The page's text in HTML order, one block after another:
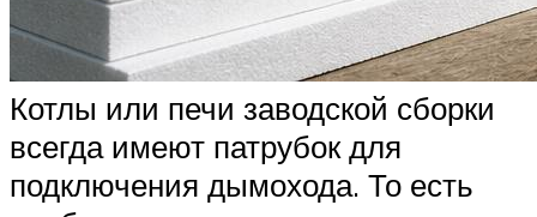
Котлы или печи заводской сборки
всегда имеют патрубок для
подключения дымохода. То есть